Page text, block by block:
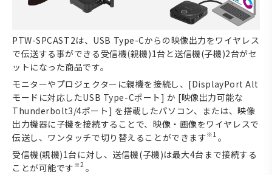
PTW-SPCAST2は、USB Type-Cからの映像出力をワイヤレス
で伝送する事ができる受信機(親機)1台と送信機(子機)2台がセ
ットになった商品です。
モニターやプロジェクターに親機を接続し、[DisplayPort Alt
モードに対応したUSB Type-Cポート] か [映像出力可能な
Thunderbolt3/4ポート] を搭載したパソコン、または、映像
出力機器に子機を接続することで、映像・画像をワイヤレスで
伝送し、ワンタッチで切り替えることができます※1 。
受信機(親機)1台に対し、送信機(子機)は最大4台まで接続する
ことが可能です ※2 。